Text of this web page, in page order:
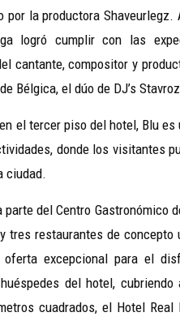
por la productora
logró cumplir con las
cantante, compositor y
Bélgica, el dúo de DJ’s
el tercer piso del hotel, Blu
donde los visitantes
ciudad.
del Centro Gastronómico
tres restaurantes de
oferta excepcional para el
del hotel,
cuadrados, el Hotel